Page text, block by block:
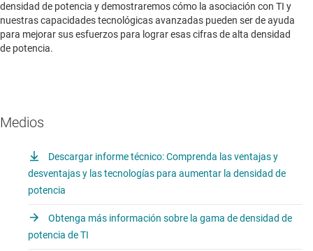
densidad de potencia y demostraremos cómo la asociación con TI y
nuestras capacidades tecnológicas avanzadas pueden ser de ayuda
para mejorar sus esfuerzos para lograr esas cifras de alta densidad
de potencia.
Medios
Descargar informe técnico: Comprenda las ventajas y
desventajas y las tecnologías para aumentar la densidad de
potencia
Obtenga más información sobre la gama de densidad de
potencia de TI